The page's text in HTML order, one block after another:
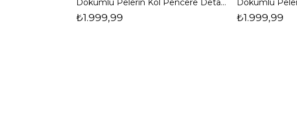
Dökümlü Pelerin Kol Pencere Detaylı Maxi Kahverengi Arlev Kadın Elbise 26Y511
₺1.999,99 ₺1.999,99